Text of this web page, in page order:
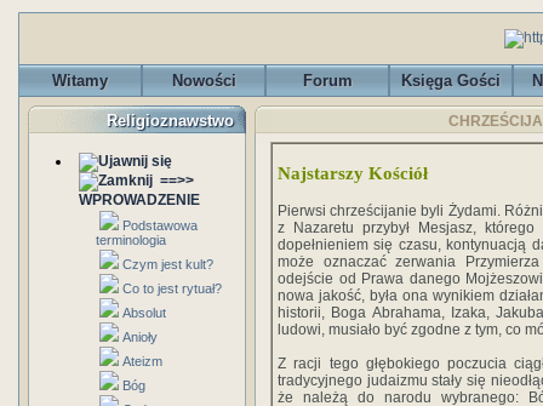
Witamy Nowości Forum Księga Gości
Religioznawstwo
==>>
WPROWADZENIE
Podstawowa
terminologia
Czym jest kult?
Co to jest rytuał?
Absolut
Anioły
Ateizm
Bóg
Najstarszy Kościół
Pierwsi chrześcijanie byli Żydami.
z Nazaretu przybył Mesjasz,
dopełnieniem się czasu, kontynuacją
może oznaczać zerwania
odejście od Prawa danego
nowa jakość, była ona wynikiem
historii, Boga Abrahama, Izaka,
ludowi, musiało być zgodne z tym, co
Z racji tego głębokiego poczucia
tradycyjnego judaizmu stały się
że należą do narodu wybranego: